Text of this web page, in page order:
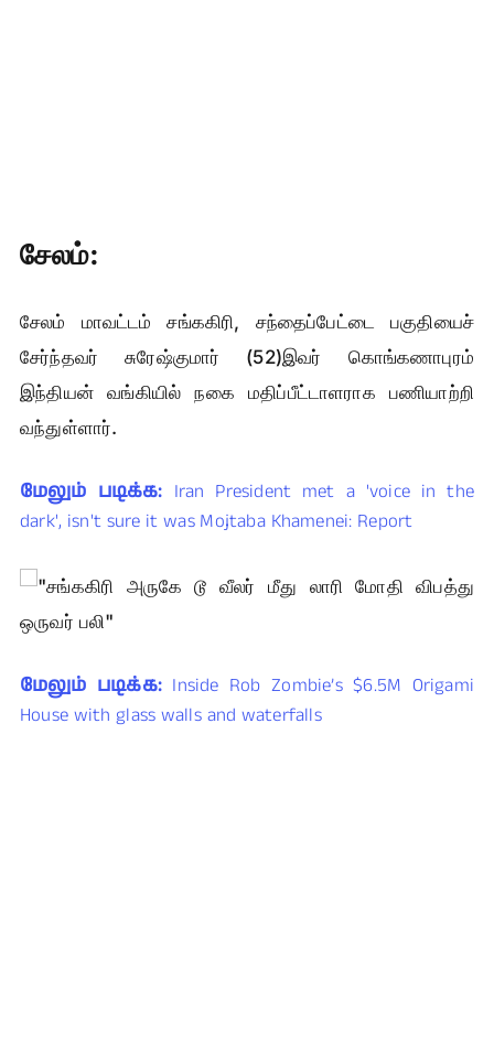
சேலம்:
சேலம் மாவட்டம் சங்ககிரி, சந்தைப்பேட்டை பகுதியைச்
சேர்ந்தவர் சுரேஷ்குமார் (52)இவர் கொங்கணாபுரம்
இந்தியன் வங்கியில் நகை மதிப்பீட்டாளராக பணியாற்றி
வந்துள்ளார்.
மேலும் படிக்க: Iran President met a 'voice in the
dark', isn't sure it was Mojtaba Khamenei: Report
மேலும் படிக்க: Inside Rob Zombie’s $6.5M Origami
House with glass walls and waterfalls